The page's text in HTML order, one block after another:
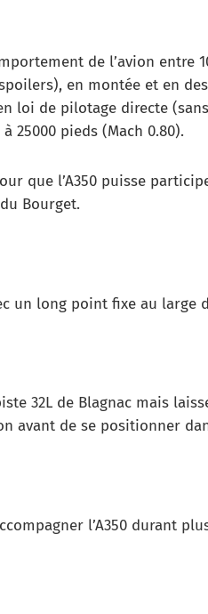
de l’avion entre
en montée et en
loi de pilotage directe
25000 pieds (Mach 0.80).
que l’A350 puisse
Bourget.
un long point fixe au large
32L de Blagnac mais
avant de se positionner
l’A350 durant